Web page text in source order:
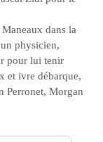
dans la
physicien,
pour lui tenir
et ivre débarque,
Perronet, Morgan